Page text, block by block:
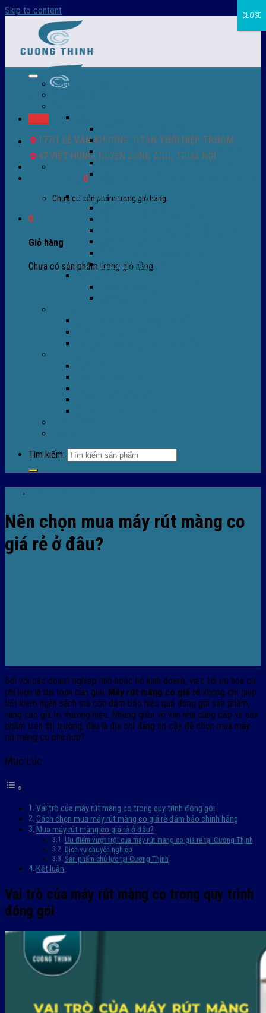
Skip to content
177/1 LÊ VĂN KHƯƠNG, P.TÂN THỚI HIỆP TP.HCM
47 VIỆT HÙNG, HUYỆN ĐÔNG ANH, TP.HÀ NỘI
0932 756 950
0
Chưa có sản phẩm trong giỏ hàng.
0
Giỏ hàng
Chưa có sản phẩm trong giỏ hàng.
Trang chủ – Màng co POF
Màng co PVC
Màng quấn PALLET- màng PE- màng chit
Màng skinpack - skinfilm - hút sát da
Máy bọc màng co POF
Phụ tùng thay thế
Tìm kiếm:
,
Nên chọn mua máy rút màng co
giá rẻ ở đâu?
Đối với các doanh nghiệp nhỏ hoặc hộ kinh doanh, việc tối ưu hóa chi
phí luôn là bài toán cần giải. Máy rút màng co giá rẻ không chỉ giúp
tiết kiệm ngân sách mà còn đảm bảo hiệu quả đóng gói sản phẩm,
nâng cao giá trị thương hiệu. Nhưng giữa vô vàn nhà cung cấp và sản
phẩm trên thị trường, đâu là địa chỉ đáng tin cậy để chọn mua máy
rút màng co phù hợp?
Mục Lục
Vai trò của máy rút màng co trong quy trình đóng gói
Cách chọn mua máy rút màng co giá rẻ đảm bảo chính hãng
Mua máy rút màng co giá rẻ ở đâu?
Ưu điểm vượt trội của máy rút màng co giá rẻ tại Cường Thịnh
Dịch vụ chuyên nghiệp
Sản phẩm chủ lực tại Cường Thịnh
Kết luận
Vai trò của máy rút màng co trong quy trình
đóng gói
CLOSE